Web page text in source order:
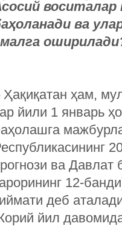
воситалар
ва
Ҳақиқатан ҳам,
йили 1 январь
ва Давлат
12-
деб
йил давомида